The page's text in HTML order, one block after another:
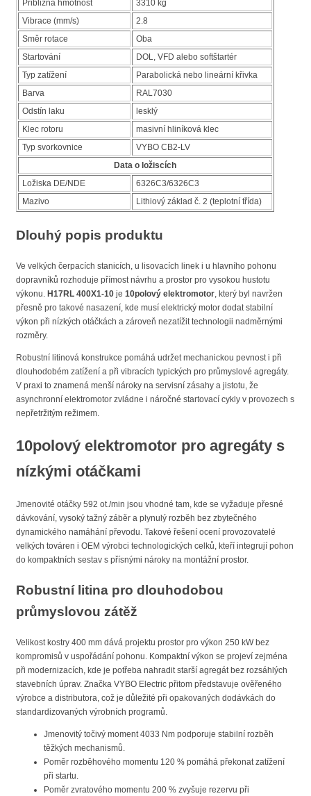
Přibližná hmotnost
3310 kg
Vibrace (mm/s)
2.8
Směr rotace
Oba
Startování
DOL, VFD alebo softštartér
Typ zatížení
Parabolická nebo lineární křivka
Barva
RAL7030
Odstín laku
lesklý
Klec rotoru
masivní hliníková klec
Typ svorkovnice
VYBO CB2-LV
Data o ložiscích
Ložiska DE/NDE
6326C3/6326C3
Mazivo
Lithiový základ č. 2 (teplotní třída)
Dlouhý popis produktu
Ve velkých čerpacích stanicích, u lisovacích linek i u hlavního pohonu
dopravníků rozhoduje přímost návrhu a prostor pro vysokou hustotu
výkonu. H17RL 400X1-10 je 10polový elektromotor, který byl navržen
přesně pro takové nasazení, kde musí elektrický motor dodat stabilní
výkon při nízkých otáčkách a zároveň nezatížit technologii nadměrnými
rozměry.
Robustní litinová konstrukce pomáhá udržet mechanickou pevnost i při
dlouhodobém zatížení a při vibracích typických pro průmyslové agregáty.
V praxi to znamená menší nároky na servisní zásahy a jistotu, že
asynchronní elektromotor zvládne i náročné startovací cykly v provozech s
nepřetržitým režimem.
10polový elektromotor pro agregáty s
nízkými otáčkami
Jmenovité otáčky 592 ot./min jsou vhodné tam, kde se vyžaduje přesné
dávkování, vysoký tažný záběr a plynulý rozběh bez zbytečného
dynamického namáhání převodu. Takové řešení ocení provozovatelé
velkých továren i OEM výrobci technologických celků, kteří integrují pohon
do kompaktních sestav s přísnými nároky na montážní prostor.
Robustní litina pro dlouhodobou
průmyslovou zátěž
Velikost kostry 400 mm dává projektu prostor pro výkon 250 kW bez
kompromisů v uspořádání pohonu. Kompaktní výkon se projeví zejména
při modernizacích, kde je potřeba nahradit starší agregát bez rozsáhlých
stavebních úprav. Značka VYBO Electric přitom představuje ověřeného
výrobce a distributora, což je důležité při opakovaných dodávkách do
standardizovaných výrobních programů.
Jmenovitý točivý moment 4033 Nm podporuje stabilní rozběh
těžkých mechanismů.
Poměr rozběhového momentu 120 % pomáhá překonat zatížení
při startu.
Poměr zvratového momentu 200 % zvyšuje rezervu při